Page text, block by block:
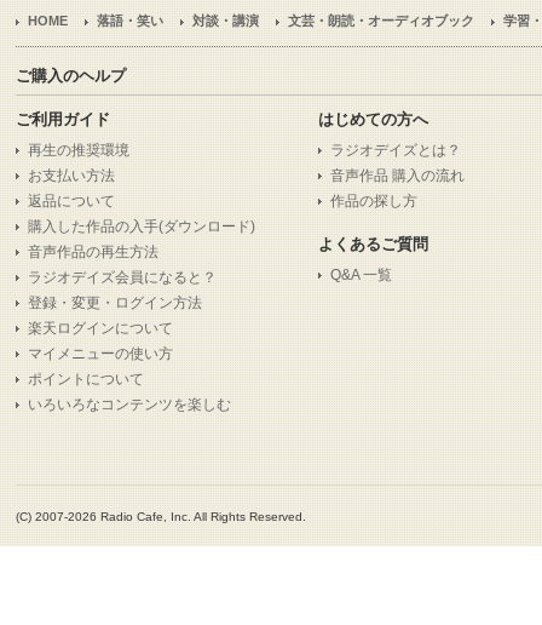
HOME 落語・笑い 対談・講演 文芸・朗読・オーディオブック 学習
ご購入のヘルプ
ご利用ガイド
再生の推奨環境
お支払い方法
返品について
購入した作品の入手(ダウンロード)
音声作品の再生方法
ラジオデイズ会員になると？
登録・変更・ログイン方法
楽天ログインについて
マイメニューの使い方
ポイントについて
いろいろなコンテンツを楽しむ
はじめての方へ
ラジオデイズとは？
音声作品 購入の流れ
作品の探し方
よくあるご質問
Q&A 一覧
(C) 2007-2026 Radio Cafe, Inc. All Rights Reserved.